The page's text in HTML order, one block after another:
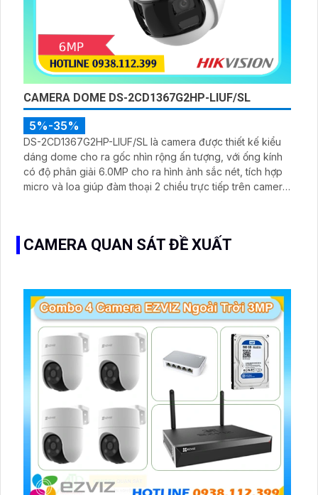
CAMERA DOME DS-2CD1367G2HP-LIUF/SL
5%-35%
DS-2CD1367G2HP-LIUF/SL là camera được thiết kế kiểu
dáng dome cho ra gốc nhìn rộng ấn tượng, với ống kính
có độ phân giải 6.0MP cho ra hình ảnh sắc nét, tích hợp
micro và loa giúp đàm thoại 2 chiều trực tiếp trên camera,
CAMERA QUAN SÁT ĐỀ XUẤT